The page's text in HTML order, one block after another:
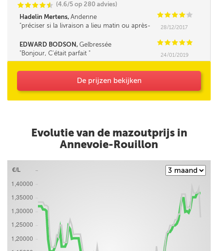
CCCCi
@ (4.6/5 op 280 advies)
Hadelin Mertens, Andenne CCCC C
préciser si la livraison a lieu matin ou après-
28/12/2017
EDWARD BODSON, Gelbressée CCCCC
Bonjour, C'était parfait
24/01/2019
De prijzen bekijken
Evolutie van de mazoutprijs in
Annevoie-Rouillon